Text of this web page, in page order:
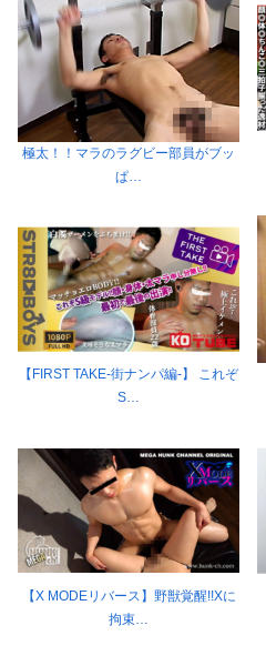
極太！！マラのラグビー部員がブッ
ぱ…
【FIRST TAKE-街ナンパ編-】 これぞ
S…
【X MODEリバース】野獣覚醒!!Xに
拘束…